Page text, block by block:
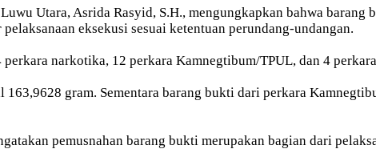
Utara, Asrida Rasyid, S.H., mengungkapkan bahwa barang
eksekusi sesuai ketentuan perundang-undangan.
narkotika, 12 perkara Kamnegtibum/TPUL, dan 4
gram. Sementara barang bukti dari perkara
pemusnahan barang bukti merupakan bagian dari